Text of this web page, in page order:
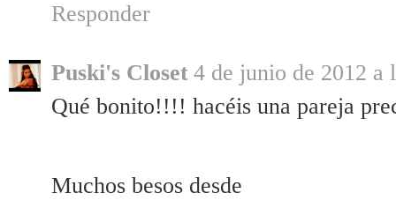
Responder
Puski's Closet 4 de junio de 2012 a
Qué bonito!!!! hacéis una pareja
Muchos besos desde